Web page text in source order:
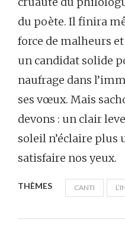
du poète. Il finira
force de malheurs et
un candidat solide
naufrage dans
ses vœux. Mais
devons : un clair
soleil n’éclaire plus
satisfaire nos yeux.
THÈMES CANTI